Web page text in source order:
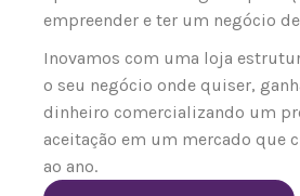
empreender e ter um negócio
Inovamos com uma loja
o seu negócio onde quiser,
dinheiro comercializando um
aceitação em um mercado que
ao ano.